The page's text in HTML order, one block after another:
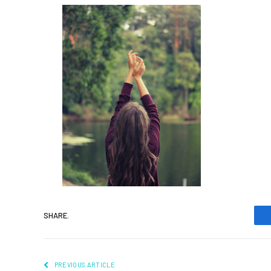
SHARE.
PREVIOUS ARTICLE